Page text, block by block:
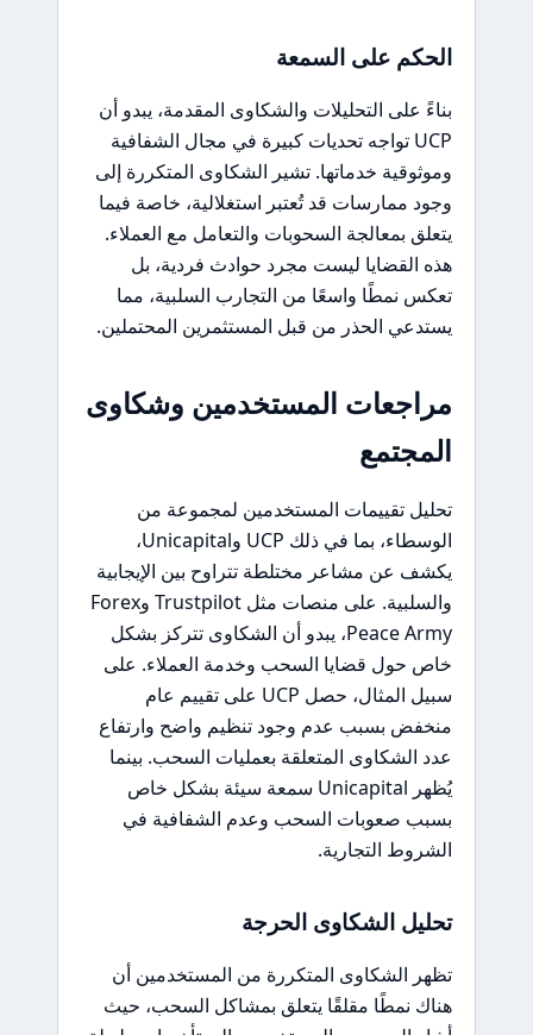
الحكم على السمعة
بناءً على التحليلات والشكاوى المقدمة، يبدو أن
UCP تواجه تحديات كبيرة في مجال الشفافية
وموثوقية خدماتها. تشير الشكاوى المتكررة إلى
وجود ممارسات قد تُعتبر استغلالية، خاصة فيما
يتعلق بمعالجة السحوبات والتعامل مع العملاء.
هذه القضايا ليست مجرد حوادث فردية، بل
تعكس نمطًا واسعًا من التجارب السلبية، مما
يستدعي الحذر من قبل المستثمرين المحتملين.
مراجعات المستخدمين وشكاوى
المجتمع
تحليل تقييمات المستخدمين لمجموعة من
الوسطاء، بما في ذلك UCP وUnicapital،
يكشف عن مشاعر مختلطة تتراوح بين الإيجابية
والسلبية. على منصات مثل Trustpilot وForex
Peace Army، يبدو أن الشكاوى تتركز بشكل
خاص حول قضايا السحب وخدمة العملاء. على
سبيل المثال، حصل UCP على تقييم عام
منخفض بسبب عدم وجود تنظيم واضح وارتفاع
عدد الشكاوى المتعلقة بعمليات السحب. بينما
يُظهر Unicapital سمعة سيئة بشكل خاص
بسبب صعوبات السحب وعدم الشفافية في
الشروط التجارية.
تحليل الشكاوى الحرجة
تظهر الشكاوى المتكررة من المستخدمين أن
هناك نمطًا مقلقًا يتعلق بمشاكل السحب، حيث